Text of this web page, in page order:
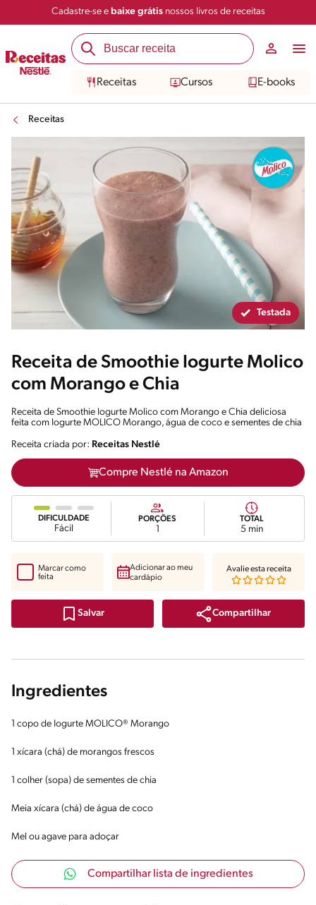
Cadastre-se e baixe grátisnossos livros de receitas
Receitas Cursos E-books
Receitas
Salvar Compartilhar
Testada
Receita de Smoothie Iogurte Molico
com Morango e Chia
Receita de Smoothie Iogurte Molico com Morango e Chia deliciosa
feita com Iogurte MOLICO Morango, água de coco e sementes de chia
Receita criada por: Receitas Nestlé
Compre Nestlé na Amazon
DIFICULDADE
Fácil
PORÇÕES
1
TOTAL
5 min
Salvar Compartilhar
Marcar como
feita
Adicionar ao meu
cardápio
Avalie esta receita
Ingredientes
1 copo de Iogurte MOLICO® Morango
1 xícara (chá) de morangos frescos
1 colher (sopa) de sementes de chia
Meia xícara (chá) de água de coco
Mel ou agave para adoçar
Compartilhar lista de ingredientes